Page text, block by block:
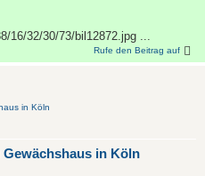
16/32/30/73/bil12872.jpg ...
Rufe den Beitrag auf
in Köln
Gewächshaus in Köln